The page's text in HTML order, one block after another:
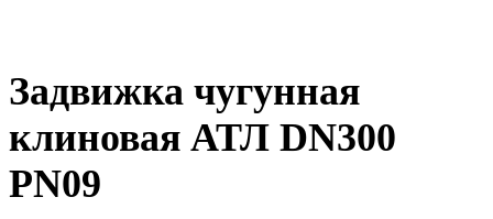
Задвижка чугунная
клиновая АТЛ DN300
PN09